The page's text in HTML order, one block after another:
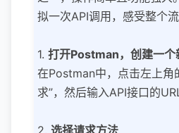
拟一次API调用，感受整个流
1. 打开Postman，创建一个
在Postman中，点击左上角
求”，然后输入API接口的URL
2. 选择请求方法